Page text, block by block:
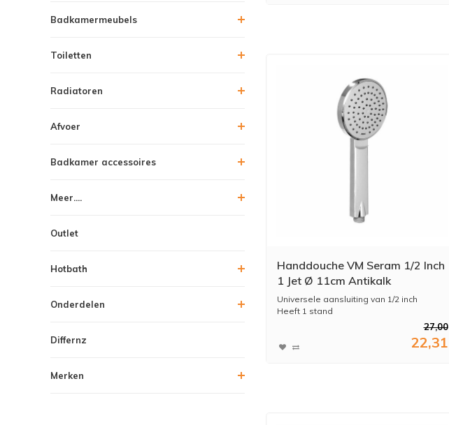
Badkamermeubels
Toiletten
Radiatoren
Afvoer
Badkamer accessoires
Meer....
Outlet
Hotbath
Onderdelen
Differnz
Merken
Handdouche VM Seram 1/2 Inch
1 Jet Ø 11cm Antikalk
Waterbesparend
Universele aansluiting van 1/2 inch
Heeft 1 stand
27,00
22,31